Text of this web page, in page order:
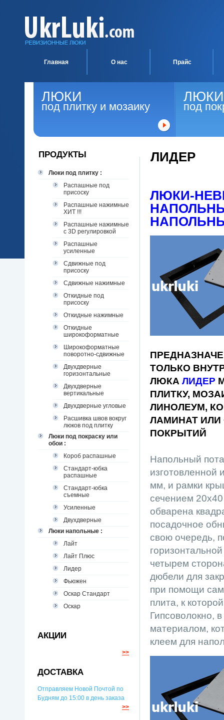
Главная О нас Прайс
ЛЮКИ
под плитку и мозаику
ЛЮКИ
под
ПРОДУКТЫ
Люки под плитку :
Распашные под
присоску
Распашные нажимные
ХИТ !!!
Распашные нажимные
с 3D регулировкой
Распашные
усиленные
Сдвижные под
присоску
Сдвижные нажимные
Откидные под
присоску
Откидные нажимные
Откидные
широкоформатные
Широкоформатные
поворотно-сдвижные
Двухдверные
горизонтальные
Двухдверные
вертикальные
Двухдверные угловые
Расшивка швов вокруг
люков под плитку
Люки под покраску или
обои :
Короб распашные
Стандарт-юбка
распашные
Стандарт-юбка
съемные
Усиленные
Двухдверные
Люки напольные :
Лайт
Лайт Плюс
Лидер
Фьюжен
Оскар Стандарт
Оскар
АКЦИИ
>>
ДОСТАВКА
Отправляем Новой Почтой по
Будням до 15:00 в день заказа
>>
ЛИДЕР
ЛЮКИ-
ТОЛЬКО
ЛЮКА ЛИДЕР
ПЛИТКУ,
ЛИНОЛЕУМ,
ЛАМИНАТ
ПОКРЫТИЙ
Напольный
изготовленной
мм, и рамки
сечением
обварена
посадочное
свою очередь,
четырем
дюбели для
при помощи
плита, к
Гипсоволокно,
материалом,
клеем для